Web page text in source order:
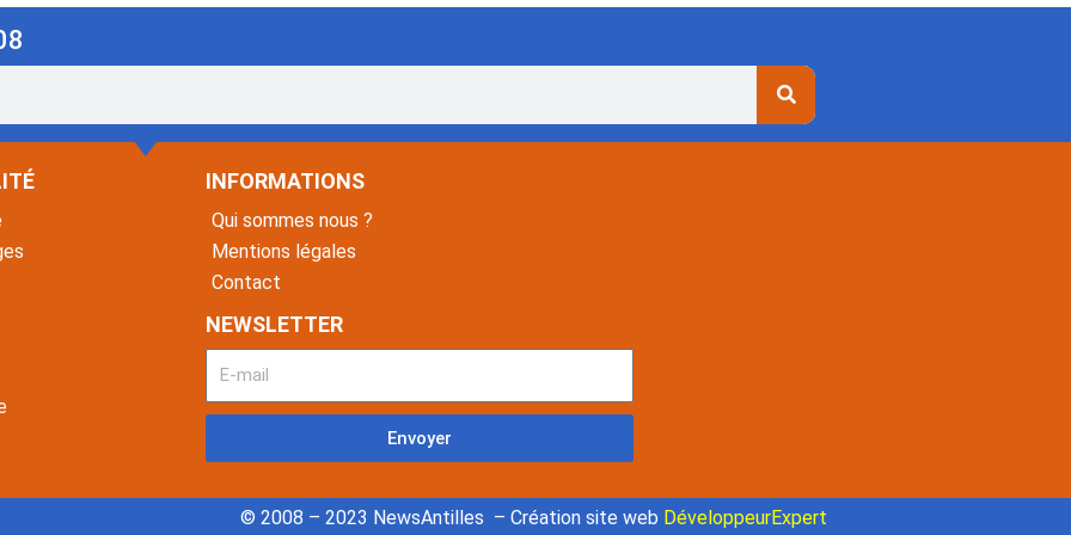
INFORMATIONS
Qui sommes nous ?
Mentions légales
Contact
NEWSLETTER
Envoyer
© 2008 – 2023 NewsAntilles – Création site web DéveloppeurExpert